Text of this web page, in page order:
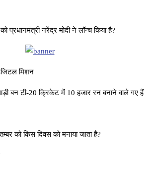
नरेंद्र मोदी ने लॉन्च किया है?
मिशन
बन टी-20 क्रिकेट में 10 हजार रन बनाने वाले गए हैं
को किस दिवस को मनाया जाता है?